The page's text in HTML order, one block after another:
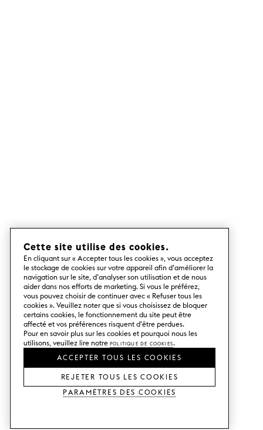
Cette site utilise des cookies.
En cliquant sur « Accepter tous les cookies », vous acceptez
le stockage de cookies sur votre appareil afin d’améliorer la
navigation sur le site, d’analyser son utilisation et de nous
aider dans nos efforts de marketing. Si vous le préférez,
vous pouvez choisir de continuer avec « Refuser tous les
cookies ». Veuillez noter que si vous choisissez de bloquer
certains cookies, le fonctionnement du site peut être
affecté et vos préférences risquent d’être perdues.
Pour en savoir plus sur les cookies et pourquoi nous les
utilisons, veuillez lire notre Politique de cookies.
ACCEPTER TOUS LES COOKIES
REJETER TOUS LES COOKIES
Paramètres des cookies